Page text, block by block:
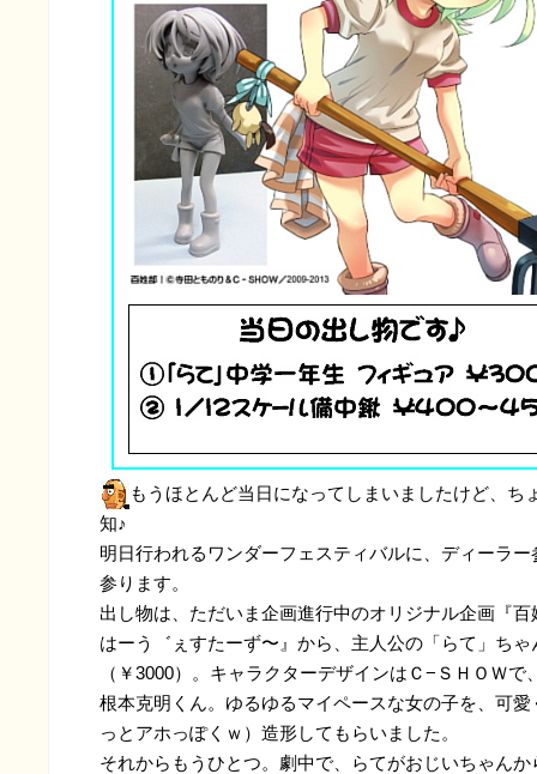
もうほとんど当日になってしまいましたけど、ち
知♪
明日行われるワンダーフェスティバルに、ディーラー
参ります。
出し物は、ただいま企画進行中のオリジナル企画『百
はーう゛ぇすたーず〜』から、主人公の「らて」ちゃ
（￥3000）。キャラクターデザインはＣ−ＳＨＯＷで
根本克明くん。ゆるゆるマイペースな女の子を、可愛
っとアホっぽくｗ）造形してもらいました。
それからもうひとつ。劇中で、らてがおじいちゃんか